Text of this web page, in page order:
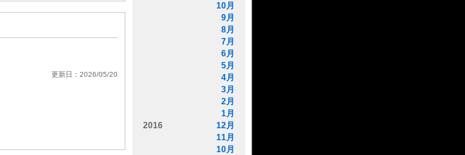
更新日：2026/05/20
10月
9月
8月
7月
6月
5月
4月
3月
2月
1月
2016
12月
11月
10月